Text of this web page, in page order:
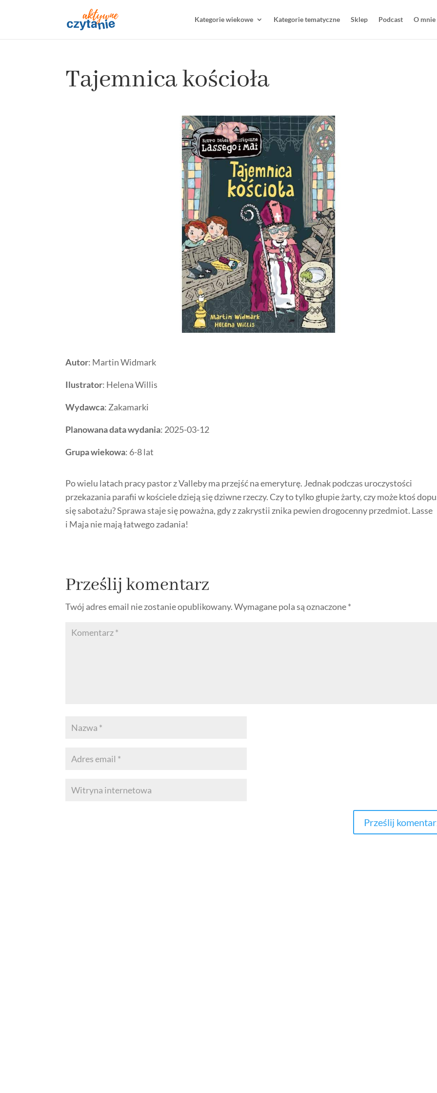
Kategorie wiekowe Kategorie tematyczne Sklep Podcast O mnie
Tajemnica kościoła
Autor: Martin Widmark
Ilustrator: Helena Willis
Wydawca: Zakamarki
Planowana data wydania: 2025-03-12
Grupa wiekowa: 6-8 lat
Po wielu latach pracy pastor z Valleby ma przejść na emeryturę. Jednak podczas uroczystości
przekazania parafii w kościele dzieją się dziwne rzeczy. Czy to tylko głupie żarty, czy może ktoś
się sabotażu? Sprawa staje się poważna, gdy z zakrystii znika pewien drogocenny przedmiot. Lasse
i Maja nie mają łatwego zadania!
Prześlij komentarz
Twój adres email nie zostanie opublikowany. Wymagane pola są oznaczone*